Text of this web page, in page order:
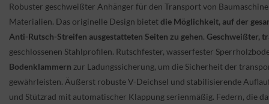
Robuster geschweißter Anhänger für den Transport von
Materialien. Das originelle Design bietetdie Möglichkeit, auf der
Anti-Rutsch-Streifen ausgestatteten Seiten zu gehen. Geschweißter,
geschlossenen Stahlprofilen. Rutschfester, wasserfester
Bodenklammern zur Ladungssicherung, um die Sicherheit der
gewährleisten. Äußerst robuste V-Deichsel und stabilisierende
und Stützrad mit automatischer Klappung serienmäßig. Federn, die